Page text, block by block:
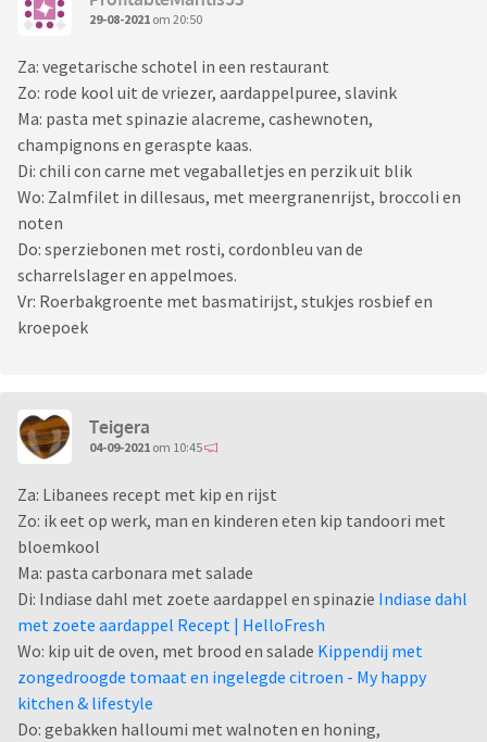
29-08-2021 om 20:50
Za: vegetarische schotel in een restaurant
Zo: rode kool uit de vriezer, aardappelpuree, slavink
Ma: pasta met spinazie alacreme, cashewnoten,
champignons en geraspte kaas.
Di: chili con carne met vegaballetjes en perzik uit blik
Wo: Zalmfilet in dillesaus, met meergranenrijst, broccoli en
noten
Do: sperziebonen met rosti, cordonbleu van de
scharrelslager en appelmoes.
Vr: Roerbakgroente met basmatirijst, stukjes rosbief en
kroepoek
Teigera
04-09-2021 om 10:45
Za: Libanees recept met kip en rijst
Zo: ik eet op werk, man en kinderen eten kip tandoori met
bloemkool
Ma: pasta carbonara met salade
Di: Indiase dahl met zoete aardappel en spinazie Indiase dahl
met zoete aardappel Recept | HelloFresh
Wo: kip uit de oven, met brood en salade Kippendij met
zongedroogde tomaat en ingelegde citroen - My happy
kitchen & lifestyle
Do: gebakken halloumi met walnoten en honing,